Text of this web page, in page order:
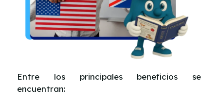
Entre los principales beneficios se
encuentran: